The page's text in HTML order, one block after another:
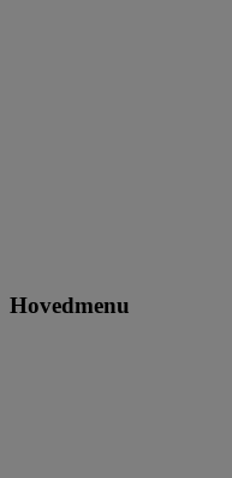
Hovedmenu